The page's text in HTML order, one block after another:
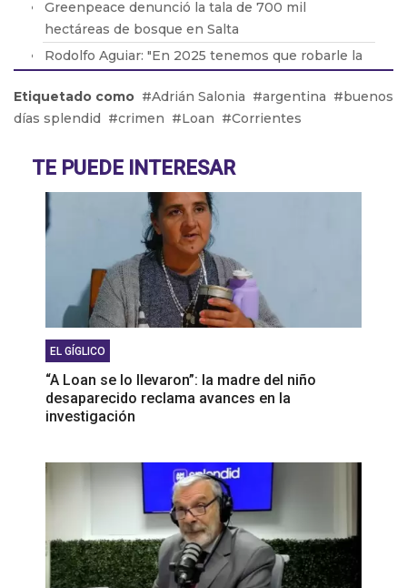
Greenpeace denunció la tala de 700 mil
hectáreas de bosque en Salta
Rodolfo Aguiar: "En 2025 tenemos que robarle la
Las ventas de las PyMEs crecieron un 1%
respecto al 2023
del mes"
Etiquetado como Adrián Salonia argentina
buenos
días splendid
crimen Loan Corrientes
TE PUEDE INTERESAR
EL GÍGLICO
“A Loan se lo llevaron”: la madre del niño
desaparecido reclama avances en la
investigación